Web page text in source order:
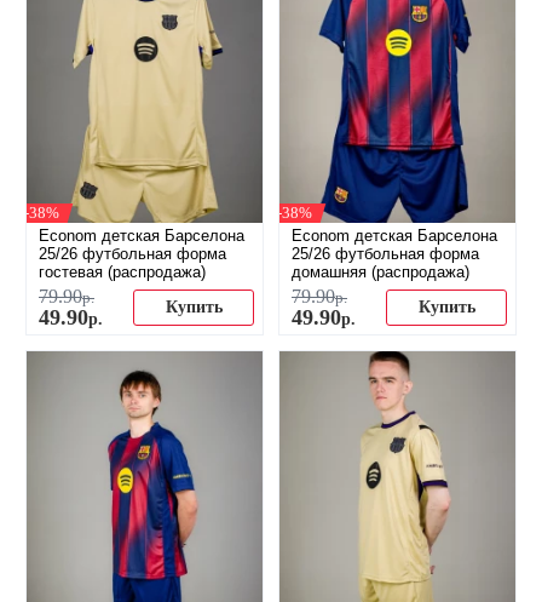
-38%
Econom детская Барселона
25/26 футбольная форма
гостевая (распродажа)
79.90р.
49.90р.
Купить
-38%
Econom детская Барселона
25/26 футбольная форма
домашняя (распродажа)
79.90р.
49.90р.
Купить